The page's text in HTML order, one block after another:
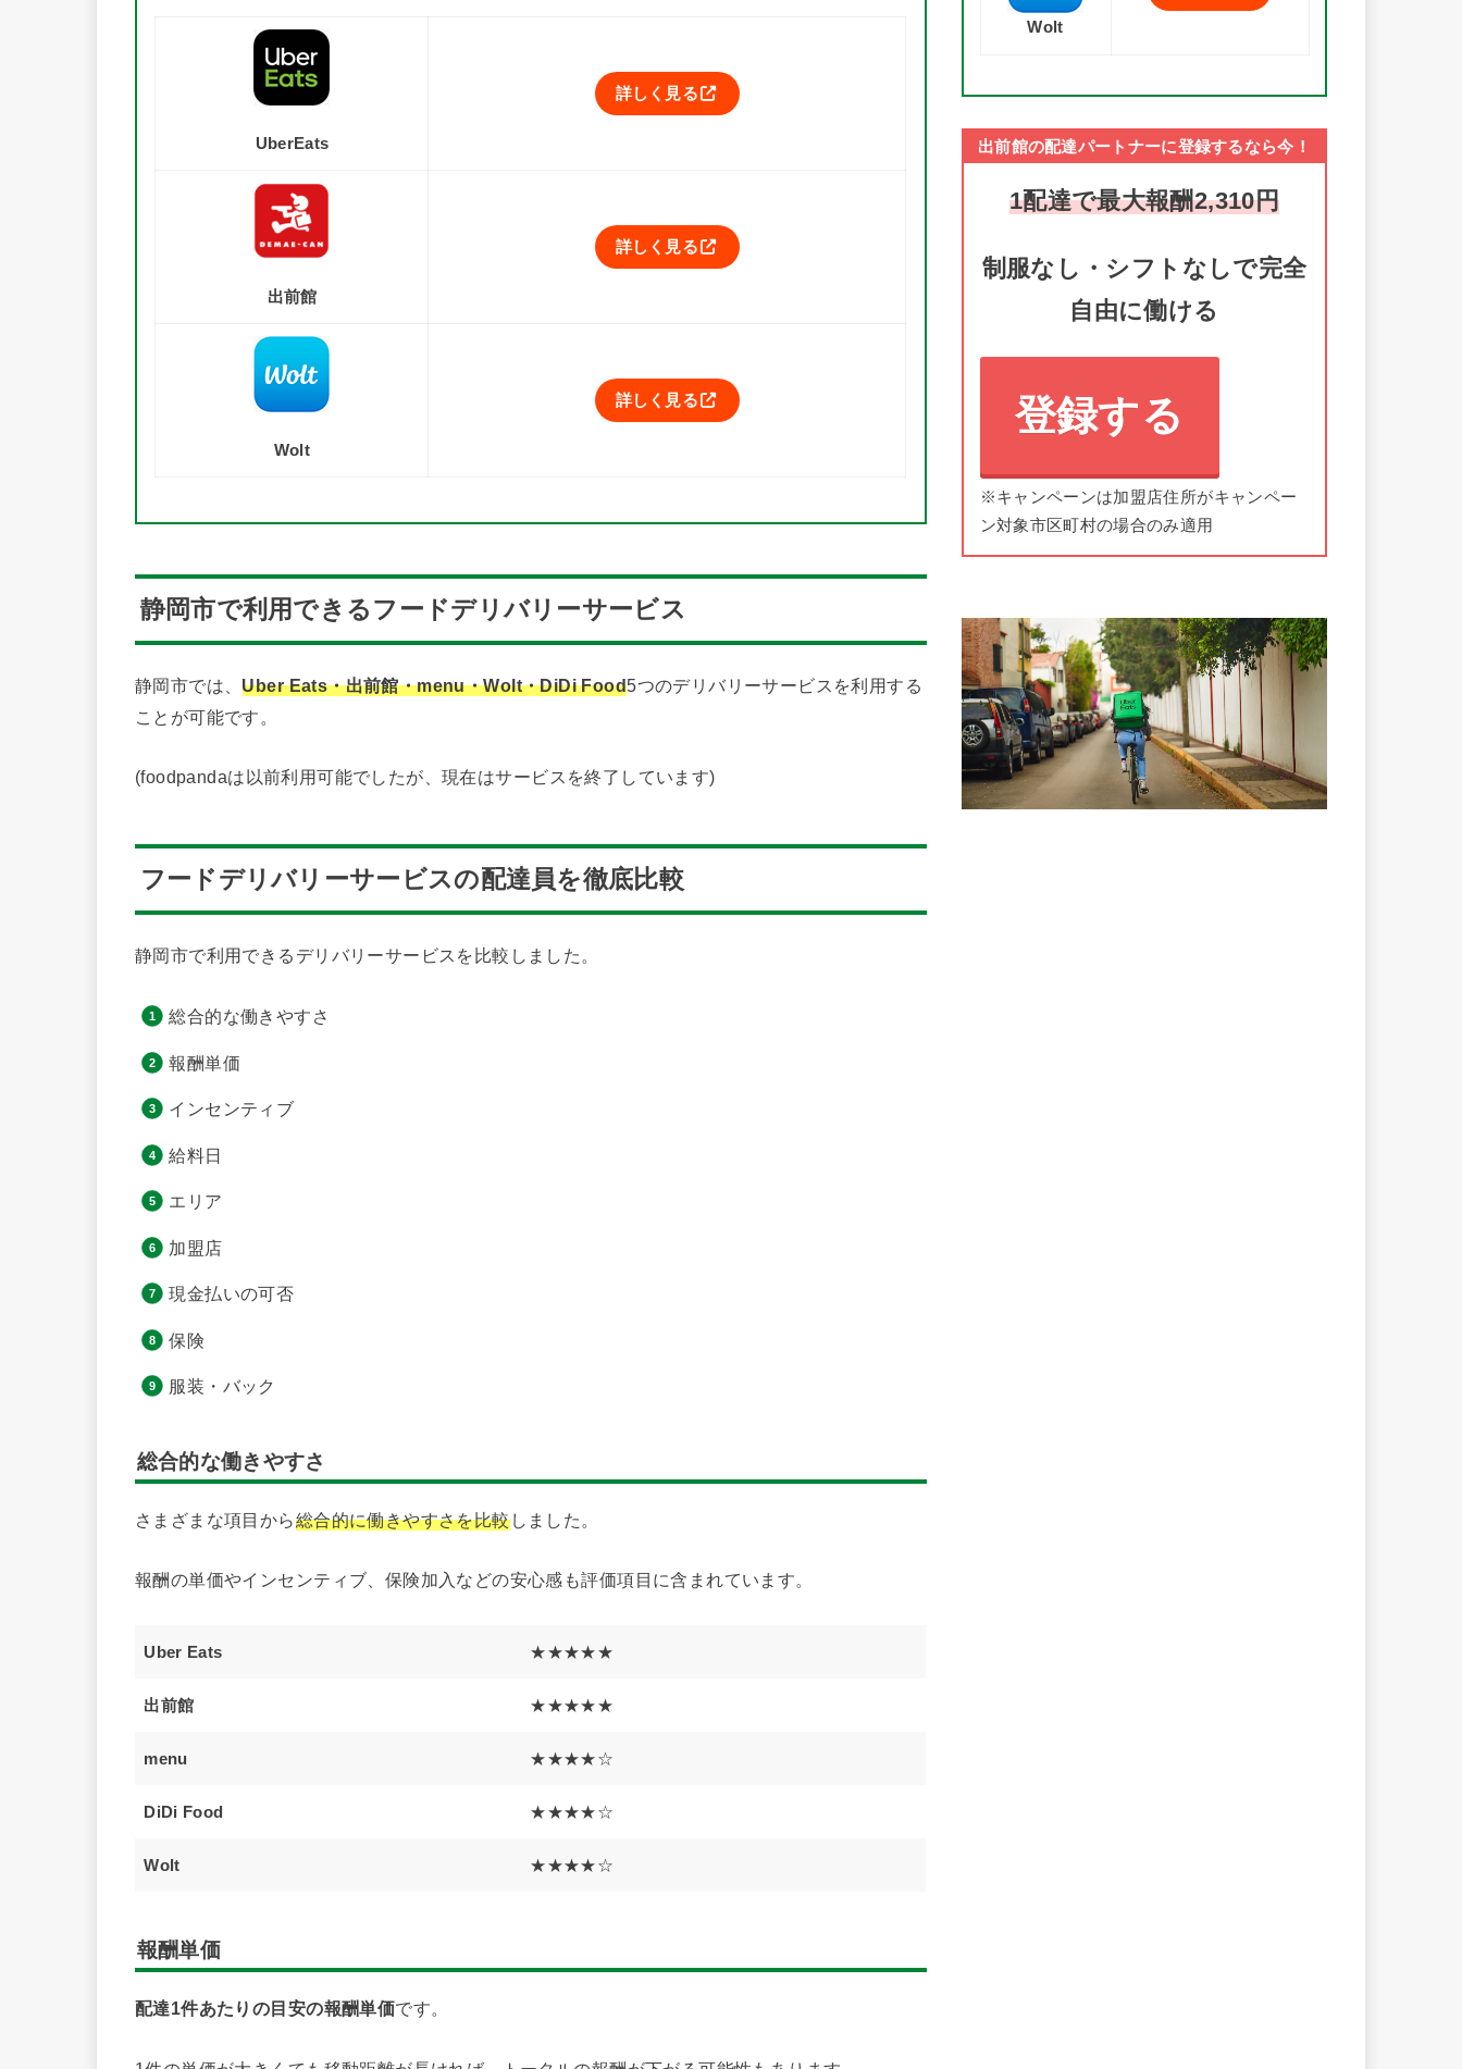
UberEats
詳しく見る
出前館
詳しく見る
Wolt
詳しく見る
静岡市で利用できるフードデリバリーサービス
静岡市では、 Uber Eats・出前館・menu・Wolt・DiDi Food5つのデリバリーサービスを利用する
ことが可能です。
(foodpandaは以前利用可能でしたが、現在はサービスを終了しています)
フードデリバリーサービスの配達員を徹底比較
静岡市で利用できるデリバリーサービスを比較しました。
総合的な働きやすさ
報酬単価
インセンティブ
給料日
エリア
加盟店
現金払いの可否
保険
服装・バック
総合的な働きやすさ
さまざまな項目から総合的に働きやすさを比較しました。
報酬の単価やインセンティブ、保険加入などの安心感も評価項目に含まれています。
Uber Eats ★★★★★
出前館 ★★★★★
menu ★★★★☆
DiDi Food ★★★★☆
Wolt ★★★★☆
報酬単価
配達1件あたりの目安の報酬単価です。
Wolt
出前館の配達パートナーに登録するなら今！
1配達で最大報酬2,310円
制服なし・シフトなしで完全
自由に働ける
登録する
※キャンペーンは加盟店住所がキャンペー
ン対象市区町村の場合のみ適用